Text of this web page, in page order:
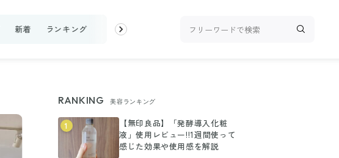
新着 ランキング お金 収納・片付け ビューティ 100均・
RANKING 美容ランキング
1
【無印良品】「発酵導入化粧
液」使用レビュー!!1週間使って
感じた効果や使用感を解説